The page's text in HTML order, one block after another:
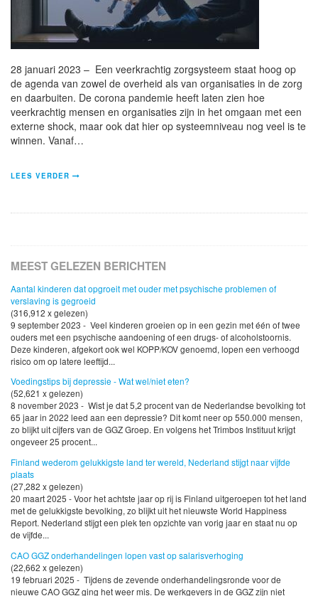
28 januari 2023 – Een veerkrachtig zorgsysteem staat hoog op
de agenda van zowel de overheid als van organisaties in de zorg
en daarbuiten. De corona pandemie heeft laten zien hoe
veerkrachtig mensen en organisaties zijn in het omgaan met een
externe shock, maar ook dat hier op systeemniveau nog veel is te
winnen. Vanaf…
LEES VERDER
MEEST GELEZEN BERICHTEN
Aantal kinderen dat opgroeit met ouder met psychische problemen of
verslaving is gegroeid
(316,912 x gelezen)
9 september 2023 - Veel kinderen groeien op in een gezin met één of twee
ouders met een psychische aandoening of een drugs- of alcoholstoornis.
Deze kinderen, afgekort ook wel KOPP/KOV genoemd, lopen een verhoogd
risico om op latere leeftijd...
Voedingstips bij depressie - Wat wel/niet eten?
(52,621 x gelezen)
8 november 2023 - Wist je dat 5,2 procent van de Nederlandse bevolking tot
65 jaar in 2022 leed aan een depressie? Dit komt neer op 550.000 mensen,
zo blijkt uit cijfers van de GGZ Groep. En volgens het Trimbos Instituut krijgt
ongeveer 25 procent...
Finland wederom gelukkigste land ter wereld, Nederland stijgt naar vijfde
plaats
(27,282 x gelezen)
20 maart 2025 - Voor het achtste jaar op rij is Finland uitgeroepen tot het land
met de gelukkigste bevolking, zo blijkt uit het nieuwste World Happiness
Report. Nederland stijgt een plek ten opzichte van vorig jaar en staat nu op
de vijfde...
CAO GGZ onderhandelingen lopen vast op salarisverhoging
(22,662 x gelezen)
19 februari 2025 - Tijdens de zevende onderhandelingsronde voor de
nieuwe CAO GGZ ging het weer mis. De werkgevers in de GGZ zijn niet